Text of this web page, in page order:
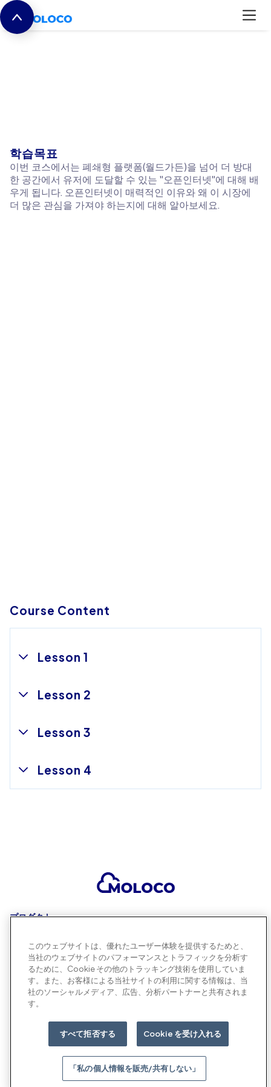
학습목표
이번 코스에서는 폐쇄형 플랫폼(월드가든)을 넘어 더 방대
한 공간에서 유저에 도달할 수 있는 "오픈인터넷"에 대해 배
우게 됩니다. 오픈인터넷이 매력적인 이유와 왜 이 시장에
더 많은 관심을 가져야 하는지에 대해 알아보세요.
Course Content
Lesson 1
Lesson 2
Lesson 3
Lesson 4
プロダクト
企業情報
「私の個人情報を販売/共有しない」
©2026 Moloco, Inc.
このウェブサイトは、優れたユーザー体験を提供するためと、
当社のウェブサイトのパフォーマンスとトラフィックを分析す
るために、Cookie その他のトラッキング技術を使用していま
す。また、お客様による当社サイトの利用に関する情報は、当
社のソーシャルメディア、広告、分析パートナーと共有されま
す。
すべて拒否する Cookie を受け入れる
「私の個人情報を販売/共有しない」